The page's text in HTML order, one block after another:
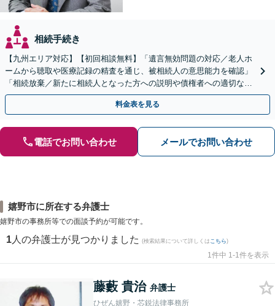
相続手続き
【九州エリア対応】【初回相談無料】「遺言無効問題の対応／老人ホ
ームから聴取や医療記録の精査を通じ、被相続人の意思能力を確認」
「相続放棄／新たに相続人となった方への説明や債権者への適切な対
応まで、きめ細やかにサポート」【休日・夜間相談可】
料金表を見る
電話でお問い合わせ メールでお問い合わせ
嬉野市に所在する弁護士
嬉野市の事務所等での面談予約が可能です。
1 人の弁護士が見つかりました (検索結果について詳しくは こちら)
1件中 1-1件を表示
藤藪 貴治 弁護士
ひぜん嬉野・芯鋭法律事務所